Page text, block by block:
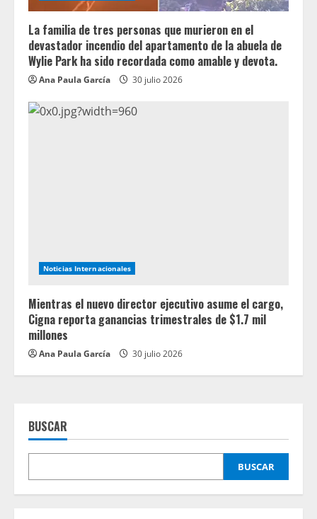
La familia de tres personas que murieron en el
devastador incendio del apartamento de la abuela de
Wylie Park ha sido recordada como amable y devota.
Ana Paula García 30 julio 2026
Noticias Internacionales
Mientras el nuevo director ejecutivo asume el cargo,
Cigna reporta ganancias trimestrales de $1.7 mil
millones
Ana Paula García 30 julio 2026
BUSCAR
BUSCAR